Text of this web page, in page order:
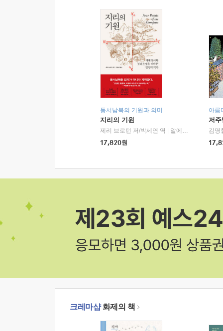
동서남북의 기원과 의미
지리의 기원
제리 브로턴 저/박세연 역
알에이치코리아(RHK)
17,820원
아름
저
김명
크레마샵화제의 책